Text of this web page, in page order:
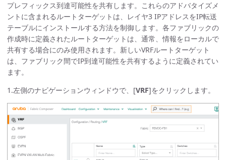
プレフィックス到達可能性を共有します。これらのアドバタイズメ
ントに含まれるルートターゲットは、レイヤ3 IPアドレスをIP転送
テーブルにインストールする方法を制御します。各ファブリックの
作成時に定義されたルートターゲットは、通常、情報をローカルで
共有する場合にのみ使用されます。新しいVRFルートターゲット
は、ファブリック間でIP到達可能性を共有するように定義されてい
ます。
1.左側のナビゲーションウィンドウで、[VRF]をクリックします。